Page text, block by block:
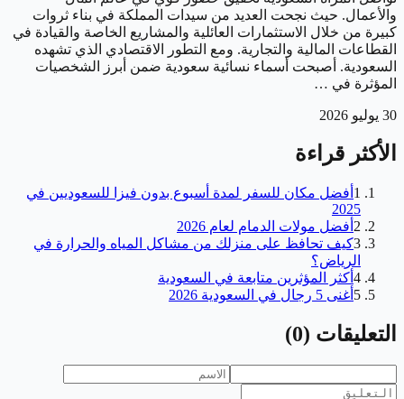
والأعمال. حيث نجحت العديد من سيدات المملكة في بناء ثروات
كبيرة من خلال الاستثمارات العائلية والمشاريع الخاصة والقيادة في
القطاعات المالية والتجارية. ومع التطور الاقتصادي الذي تشهده
السعودية. أصبحت أسماء نسائية سعودية ضمن أبرز الشخصيات
المؤثرة في …
30 يوليو 2026
الأكثر قراءة
1 أفضل مكان للسفر لمدة أسبوع بدون فيزا للسعوديين في
2025
2 أفضل مولات الدمام لعام 2026
3كيف تحافظ على منزلك من مشاكل المياه والحرارة في
الرياض؟
4 أكثر المؤثرين متابعة في السعودية
5 أغنى 5 رجال في السعودية 2026
التعليقات (
0
)